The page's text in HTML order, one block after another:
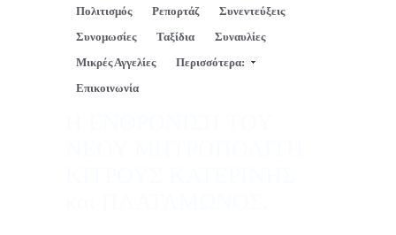
Πολιτισμός
Ρεπορτάζ
Συνεντεύξεις
Συνομωσίες
Ταξίδια
Συναυλίες
Μικρές Αγγελίες
Περισσότερα:
Επικοινωνία